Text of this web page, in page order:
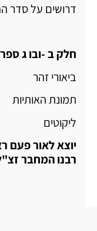
דרושים על סדר
חלק ב -ובו ג
ביאורי זהר
תמונת האותיות
ליקוטים
יוצא לאור פעם
רבנו המחבר